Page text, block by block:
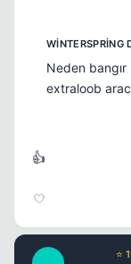
Neden
extraloob
👍
⭐